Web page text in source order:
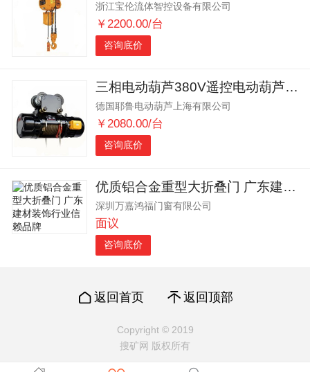
浙江宝伦流体智控设备有限公司
￥2200.00/台
咨询底价
三相电动葫芦380V遥控电动葫芦带跑车220V电动葫芦小车式
德国耶鲁电动葫芦上海有限公司
￥2080.00/台
咨询底价
优质铝合金重型大折叠门 广东建材装饰行业信赖品牌
深圳万嘉鸿福门窗有限公司
面议
咨询底价
返回首页 返回顶部
Copyright © 2019
搜矿网 版权所有